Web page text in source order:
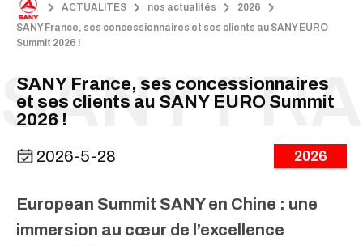
ACTUALITÉS nos actualités
2026
SANY France, ses concessionnaires et ses clients au SANY EURO
Summit 2026 !
SANY France, ses concessionnaires
et ses clients au SANY EURO Summit
2026 !
2026-5-28 2026
European Summit SANY en Chine : une
immersion au cœur de l’excellence